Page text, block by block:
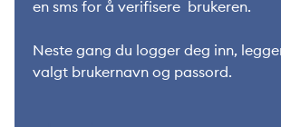
en sms for å verifisere brukeren.
Neste gang du logger deg inn,
valgt brukernavn og passord.